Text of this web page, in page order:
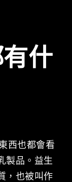
什
西也都會看
製品。益生
，也被叫作